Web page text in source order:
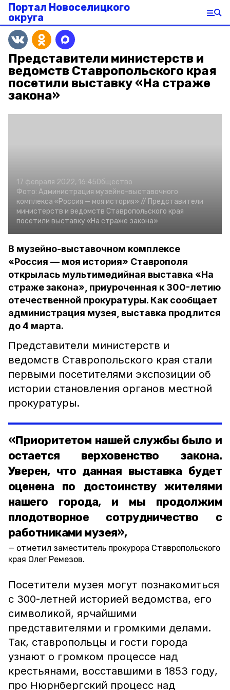
Портал Новоселицкого
округа
Представители министерств и
ведомств Ставропольского края
посетили выставку «На страже
закона»
17 февраля 2022, 16:45Общество
Фото: Администрация музейно-выставочного
комплекса «Россия — моя история» // Представители
министерств и ведомств Ставропольского края
посетили выставку «На страже закона»
В музейно-выставочном комплексе
«Россия — моя история» Ставрополя
открылась мультимедийная выставка «На
страже закона», приуроченная к 300-летию
отечественной прокуратуры. Как сообщает
администрация музея, выставка продлится
до 4 марта.
Представители министерств и
ведомств Ставропольского края стали
первыми посетителями экспозиции об
истории становления органов местной
прокуратуры.
«Приоритетом нашей службы было и
остается верховенство закона.
Уверен, что данная выставка будет
оценена по достоинству жителями
нашего города, и мы продолжим
плодотворное сотрудничество с
работниками музея»,
отметил заместитель прокурора Ставропольского
края Олег Ремезов.
Посетители музея могут познакомиться
с 300-летней историей ведомства, его
символикой, ярчайшими
представителями и громкими делами.
Так, ставропольцы и гости города
узнают о громком процессе над
крестьянами, восставшими в 1853 году,
про Нюрнбергский процесс над